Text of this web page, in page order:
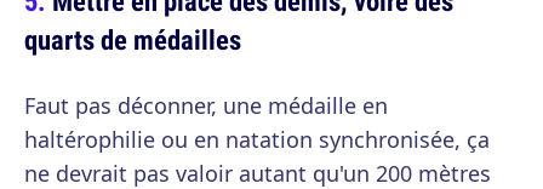
quarts de médailles
Faut pas déconner, une médaille en
haltérophilie ou en natation synchronisée, ça
ne devrait pas valoir autant qu'un 200 mètres